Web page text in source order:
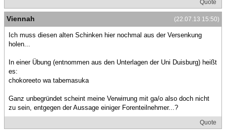
Quote
(22.07.13 15:50)
Viennah
Ich muss diesen alten Schinken hier nochmal aus der Versenkung
holen...
In einer Übung (entnommen aus den Unterlagen der Uni Duisburg) heißt
es:
chokoreeto wa tabemasuka
Ganz unbegründet scheint meine Verwirrung mit ga/o also doch nicht
zu sein, entgegen der Aussage einiger Forenteilnehmer...?
Quote